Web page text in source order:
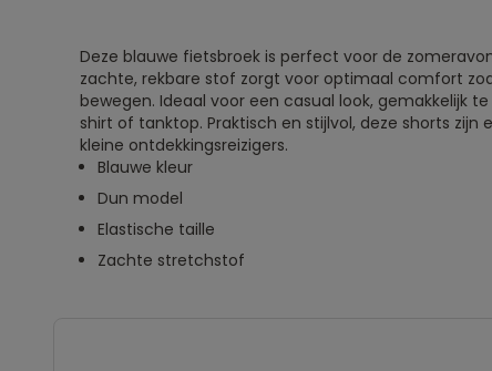
Deze blauwe fietsbroek is perfect voor de
zachte, rekbare stof zorgt voor optimaal comfort
bewegen. Ideaal voor een casual look, gemakkelijk
shirt of tanktop. Praktisch en stijlvol, deze shorts
kleine ontdekkingsreizigers.
Blauwe kleur
Dun model
Elastische taille
Zachte stretchstof